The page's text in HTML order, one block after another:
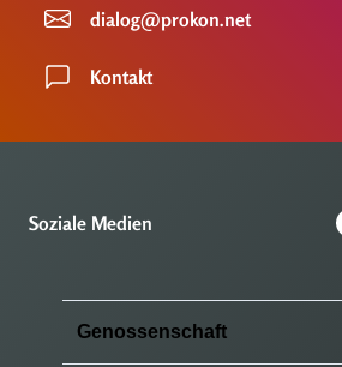
dialog@prokon.net
Kontakt
Soziale Medien
Genossenschaft